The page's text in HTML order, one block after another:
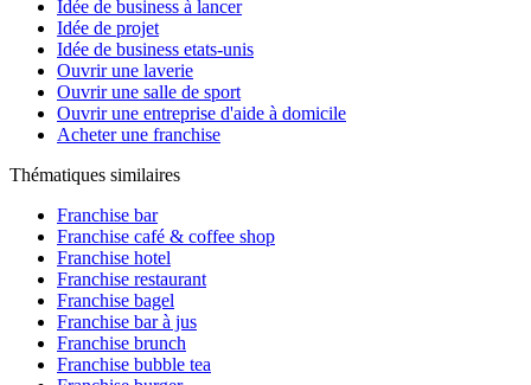
Idée de business à lancer
Idée de projet
Idée de business etats-unis
Ouvrir une laverie
Ouvrir une salle de sport
Ouvrir une entreprise d'aide à domicile
Acheter une franchise
Thématiques similaires
Franchise bar
Franchise café & coffee shop
Franchise hotel
Franchise restaurant
Franchise bagel
Franchise bar à jus
Franchise brunch
Franchise bubble tea